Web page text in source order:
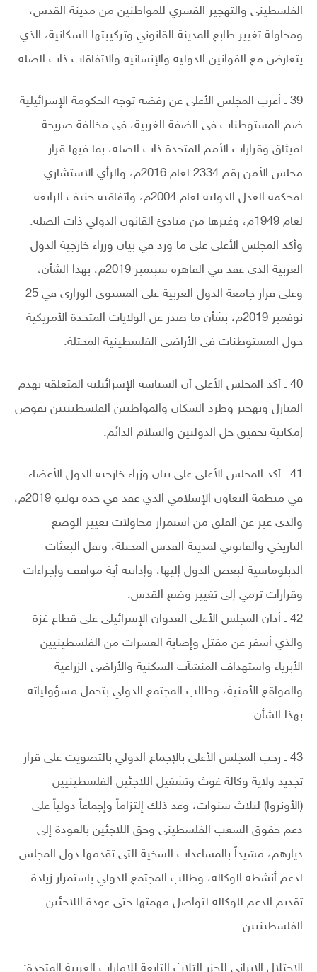
الفلسطيني والتهجير القسري للمواطنين من مدينة القدس،
ومحاولة تغيير طابع المدينة القانوني وتركيبتها السكانية، الذي
يتعارض مع القوانين الدولية والإنسانية والاتفاقات ذات الصلة.
39 ـ أعرب المجلس الأعلى عن رفضه توجه الحكومة الإسرائيلية
ضم المستوطنات في الضفة الغربية، في مخالفة صريحة
لميثاق وقرارات الأمم المتحدة ذات الصلة، بما فيها قرار
مجلس الأمن رقم 2334 لعام 2016م، والرأي الاستشاري
لمحكمة العدل الدولية لعام 2004م، واتفاقية جنيف الرابعة
لعام 1949م، وغيرها من مبادئ القانون الدولي ذات الصلة.
وأكد المجلس الأعلى على ما ورد في بيان وزراء خارجية الدول
العربية الذي عقد في القاهرة سبتمبر 2019م، بهذا الشأن،
وعلى قرار جامعة الدول العربية على المستوى الوزاري في 25
نوفمبر 2019م، بشأن ما صدر عن الولايات المتحدة الأمريكية
حول المستوطنات في الأراضي الفلسطينية المحتلة.
40 ـ أكد المجلس الأعلى أن السياسة الإسرائيلية المتعلقة بهدم
المنازل وتهجير وطرد السكان والمواطنين الفلسطينيين تقوض
إمكانية تحقيق حل الدولتين والسلام الدائم.
41 ـ أكد المجلس الأعلى على بيان وزراء خارجية الدول الأعضاء
في منظمة التعاون الإسلامي الذي عقد في جدة يوليو 2019م،
والذي عبر عن القلق من استمرار محاولات تغيير الوضع
التاريخي والقانوني لمدينة القدس المحتلة، ونقل البعثات
الدبلوماسية لبعض الدول إليها، وإدانته أية مواقف وإجراءات
وقرارات ترمي إلى تغيير وضع القدس.
42 ـ أدان المجلس الأعلى العدوان الإسرائيلي على قطاع غزة
والذي أسفر عن مقتل وإصابة العشرات من الفلسطينيين
الأبرياء واستهداف المنشآت السكنية والأراضي الزراعية
والمواقع الأمنية، وطالب المجتمع الدولي بتحمل مسؤولياته
بهذا الشأن.
43 ـ رحب المجلس الأعلى بالإجماع الدولي بالتصويت على قرار
تجديد ولاية وكالة غوث وتشغيل اللاجئين الفلسطينيين
(الأونروا) لثلاث سنوات، وعد ذلك إلتزاماً وإجماعاً دولياً على
دعم حقوق الشعب الفلسطيني وحق اللاجئين بالعودة إلى
ديارهم، مشيداً بالمساعدات السخية التي تقدمها دول المجلس
لدعم أنشطة الوكالة، وطالب المجتمع الدولي باستمرار زيادة
تقديم الدعم للوكالة لتواصل مهمتها حتى عودة اللاجئين
الفلسطينيين.
الاحتلال الإيراني للجزر الثلاث التابعة للإمارات العربية المتحدة: